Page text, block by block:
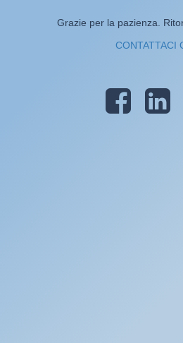
Grazie per la pazienza.
CONTATTACI